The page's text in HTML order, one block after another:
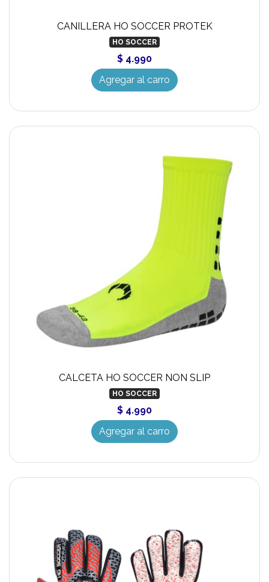
CANILLERA HO SOCCER PROTEK
HO SOCCER
$ 4.990
Agregar al carro
CALCETA HO SOCCER NON SLIP
HO SOCCER
$ 4.990
Agregar al carro